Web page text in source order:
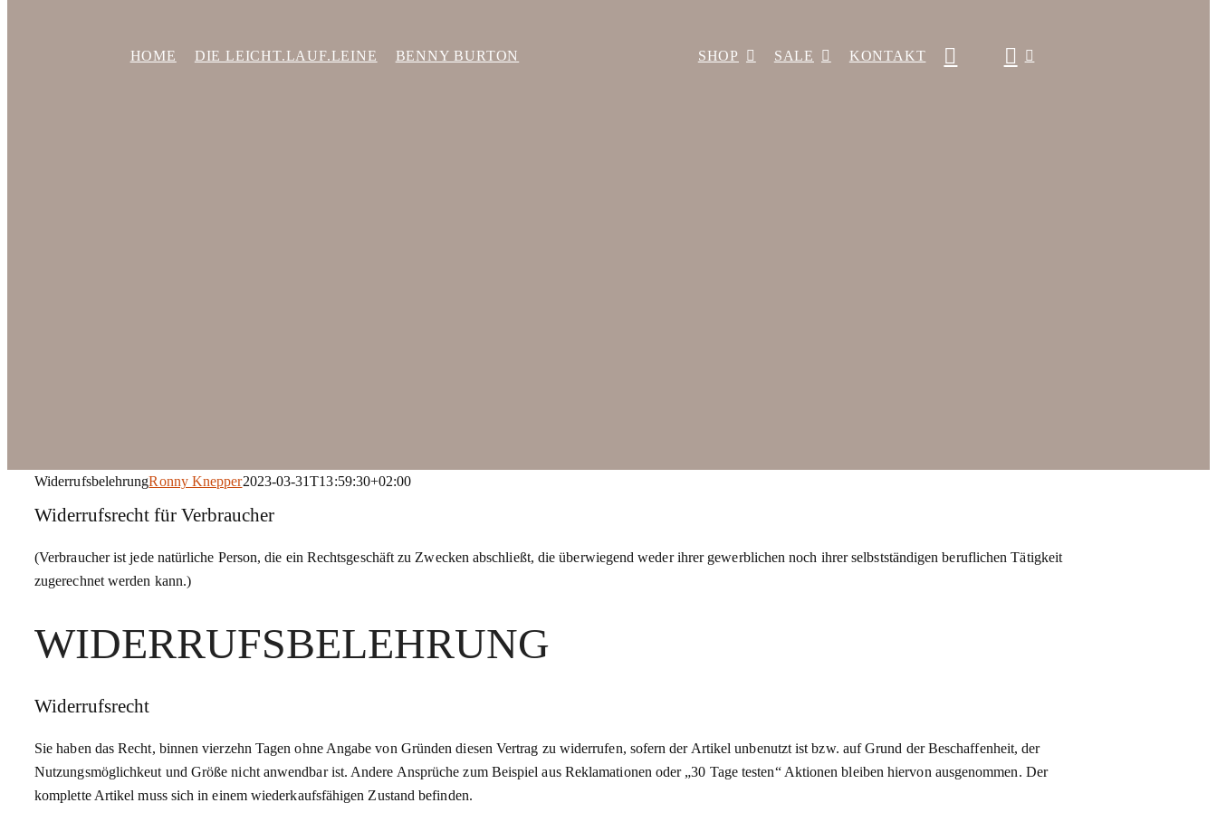
HOME DIE LEICHT.LAUF.LEINE BENNY BURTON SHOP SALE KONTAKT
WiderrufsbelehrungRonny Knepper2023-03-31T13:59:30+02:00
Widerrufsrecht für Verbraucher
(Verbraucher ist jede natürliche Person, die ein Rechtsgeschäft zu Zwecken abschließt, die überwiegend weder ihrer gewerblichen noch ihrer selbstständigen beruflichen Tätigkeit
zugerechnet werden kann.)
WIDERRUFSBELEHRUNG
Widerrufsrecht
Sie haben das Recht, binnen vierzehn Tagen ohne Angabe von Gründen diesen Vertrag zu widerrufen, sofern der Artikel unbenutzt ist bzw. auf Grund der Beschaffenheit, der
Nutzungsmöglichkeut und Größe nicht anwendbar ist. Andere Ansprüche zum Beispiel aus Reklamationen oder „30 Tage testen“ Aktionen bleiben hiervon ausgenommen. Der
komplette Artikel muss sich in einem wiederkaufsfähigen Zustand befinden.